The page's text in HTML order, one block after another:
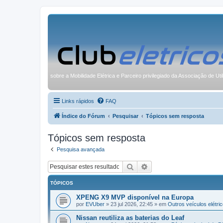
sobre a Mobilidade Elétrica e Parceiro privilegiado da Associação de
Links rápidos FAQ
Índice do Fórum Pesquisar Tópicos sem resposta
Tópicos sem resposta
Pesquisa avançada
Pesquisar
TÓPICOS
XPENG X9 MVP disponível na Europa
por EVUber » 23 jul 2026, 22:45 » em Outros veículos
Nissan reutiliza as baterias do Leaf